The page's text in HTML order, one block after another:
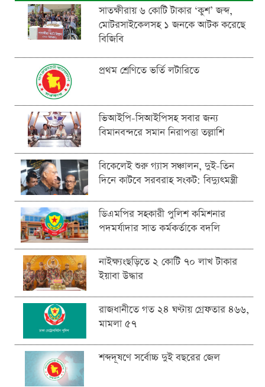
সাতক্ষীরায় ৬ কোটি টাকার ‘কুশ’ জব্দ,
মোটরসাইকেলসহ ১ জনকে আটক করেছে
বিজিবি
প্রথম শ্রেণিতে ভর্তি লটারিতে
ভিআইপি-সিআইপিসহ সবার জন্য
বিমানবন্দরে সমান নিরাপত্তা তল্লাশি
বিকেলেই শুরু গ্যাস সঞ্চালন, দুই-তিন
দিনে কাটবে সরবরাহ সংকট: বিদ্যুৎমন্ত্রী
ডিএমপির সহকারী পুলিশ কমিশনার
পদমর্যাদার সাত কর্মকর্তাকে বদলি
নাইক্ষ্যংছড়িতে ২ কোটি ৭০ লাখ টাকার
ইয়াবা উদ্ধার
রাজধানীতে গত ২৪ ঘণ্টায় গ্রেফতার ৪৬৬,
মামলা ৫৭
শব্দদূষণে সর্বোচ্চ দুই বছরের জেল